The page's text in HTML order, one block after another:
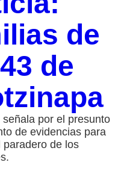
de
de
señala por el presunto
de evidencias para
paradero de los